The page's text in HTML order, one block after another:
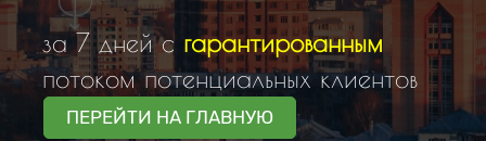
за 7 дней с гарантированным
потоком потенциальных клиентов
ПЕРЕЙТИ НА ГЛАВНУЮ